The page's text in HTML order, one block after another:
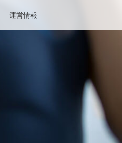
運営情報